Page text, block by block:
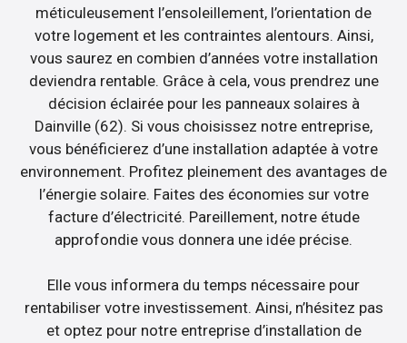
méticuleusement l’ensoleillement, l’orientation de
votre logement et les contraintes alentours. Ainsi,
vous saurez en combien d’années votre installation
deviendra rentable. Grâce à cela, vous prendrez une
décision éclairée pour les panneaux solaires à
Dainville (62). Si vous choisissez notre entreprise,
vous bénéficierez d’une installation adaptée à votre
environnement. Profitez pleinement des avantages de
l’énergie solaire. Faites des économies sur votre
facture d’électricité. Pareillement, notre étude
approfondie vous donnera une idée précise.
Elle vous informera du temps nécessaire pour
rentabiliser votre investissement. Ainsi, n’hésitez pas
et optez pour notre entreprise d’installation de